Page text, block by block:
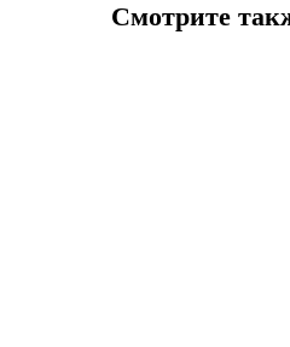
Смотрите